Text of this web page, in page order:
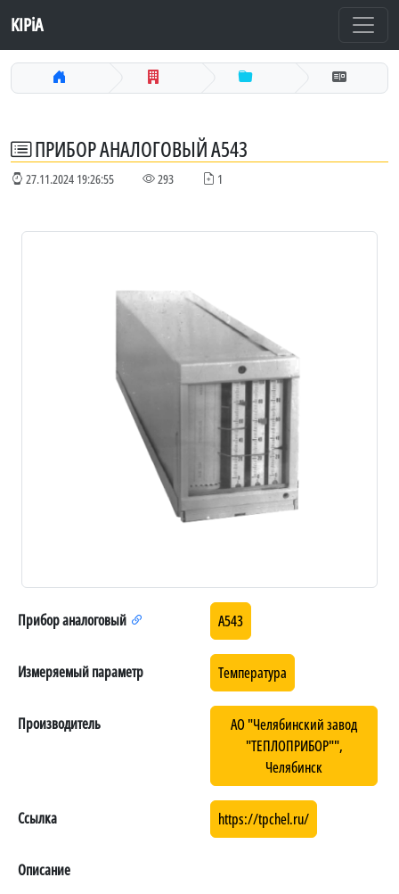
KIPiA
ПРИБОР АНАЛОГОВЫЙ А543
27.11.2024 19:26:55 293 1
Прибор аналоговый А543
Измеряемый параметр Температура
Производитель
АО "Челябинский завод
"ТЕПЛОПРИБОР"",
Челябинск
Ссылка https://tpchel.ru/
Описание